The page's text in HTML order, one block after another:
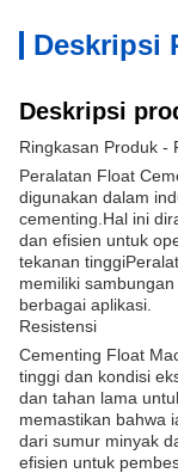
Deskripsi
Deskripsi
Ringkasan Produk -
Peralatan Float
digunakan dalam
cementing.Hal ini
dan efisien untuk
tekanan
memiliki
berbagai aplikasi.
Resistensi
Cementing Float
tinggi dan kondisi
dan tahan lama
memastikan bahwa
dari sumur minyak
efisien untuk